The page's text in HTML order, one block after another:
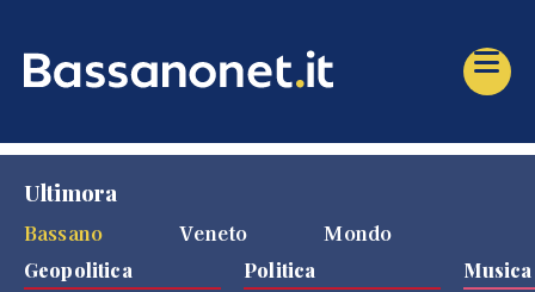
Ultimora
Bassano
Veneto Mondo
Geopolitica Politica Musica